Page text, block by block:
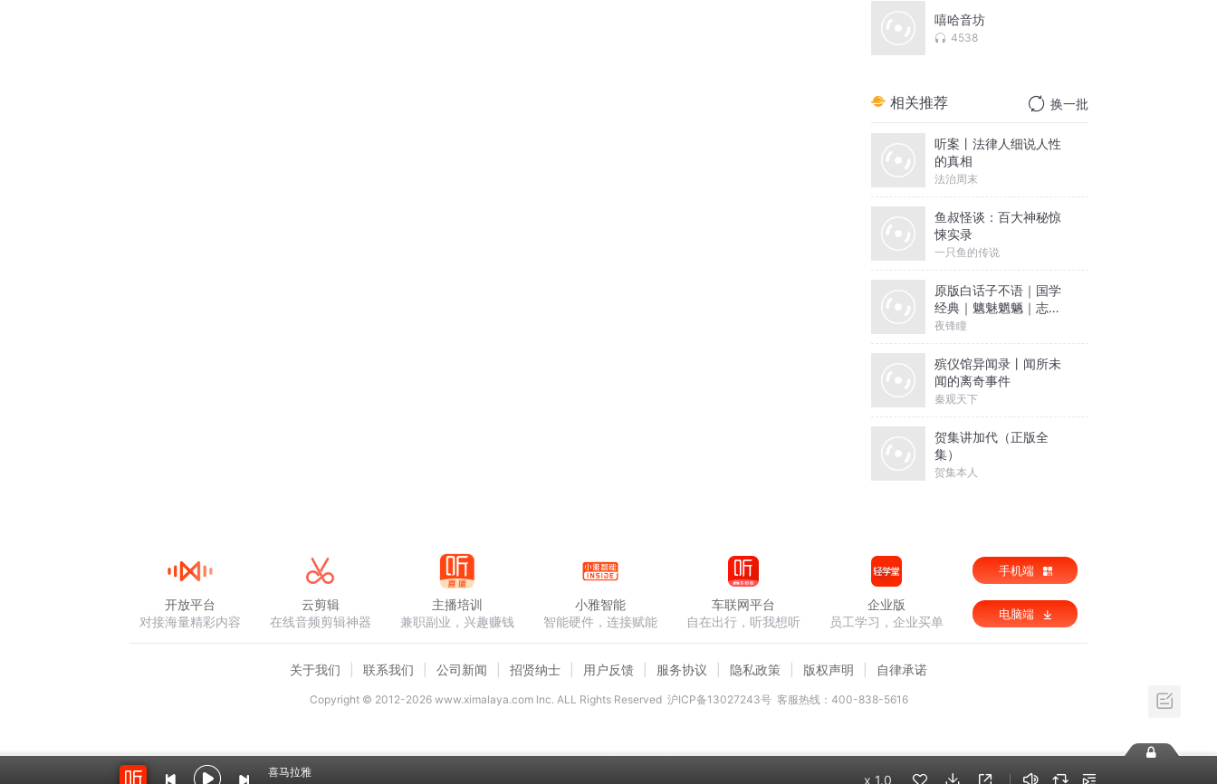
嘻哈音坊
4538
相关推荐 换一批
听案丨法律人细说人性
的真相
法治周末
鱼叔怪谈：百大神秘惊
悚实录
一只鱼的传说
原版白话子不语｜国学
经典｜魑魅魍魉｜志怪
小说集
夜锋瞳
殡仪馆异闻录丨闻所未
闻的离奇事件
秦观天下
贺集讲加代（正版全
集）
贺集本人
喜马拉雅
x 1.0
开放平台
对接海量精彩内容
云剪辑
在线音频剪辑神器
主播培训
兼职副业，兴趣赚钱
小雅智能
智能硬件，连接赋能
车联网平台
自在出行，听我想听
企业版
员工学习，企业买单
手机端
电脑端
关于我们 联系我们 公司新闻 招贤纳士 用户反馈 服务协议 隐私政策 版权声明 自律承诺
Copyright © 2012-2026www.ximalaya.com lnc. ALL Rights Reserved 沪ICP备13027243号 客服热线：400-838-5616